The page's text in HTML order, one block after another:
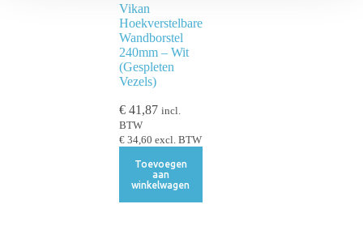
Vikan
Hoekverstelbare
Wandborstel
240mm – Wit
(Gespleten
Vezels)
€41,87 incl.
BTW
€34,60 excl. BTW
Toevoegen
aan
winkelwagen